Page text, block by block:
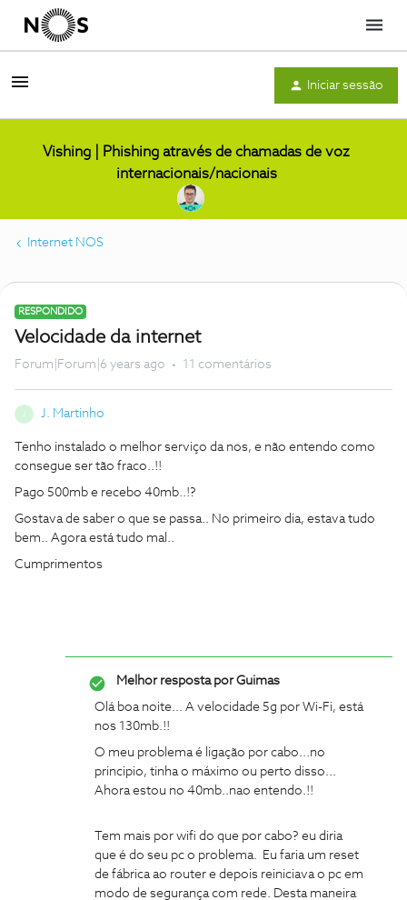
Menu
Iniciar sessão
Vishing | Phishing através de chamadas de voz
internacionais/nacionais
Internet NOS
RESPONDIDO
Velocidade da internet
Forum|Forum|6 years ago 11 comentários
J. Martinho
Tenho instalado o melhor serviço da nos, e não entendo como
consegue ser tão fraco..!!
Pago 500mb e recebo 40mb..!?
Gostava de saber o que se passa.. No primeiro dia, estava tudo
bem.. Agora está tudo mal..
Cumprimentos
Melhor resposta porGuimas
Olá boa noite... A velocidade 5g por Wi-Fi, está
nos 130mb.!!
O meu problema é ligação por cabo...no
principio, tinha o máximo ou perto disso...
Ahora estou no 40mb..nao entendo.!!
Tem mais por wifi do que por cabo? eu diria
que é do seu pc o problema. Eu faria um reset
de fábrica ao router e depois reiniciava o pc em
modo de segurança com rede. Desta maneira